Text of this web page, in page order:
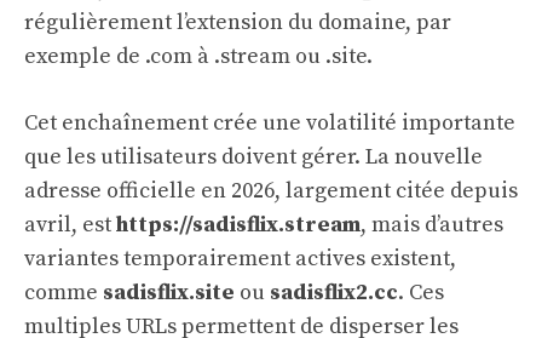
régulièrement l’extension du domaine, par
exemple de .com à .stream ou .site.
Cet enchaînement crée une volatilité importante
que les utilisateurs doivent gérer. La nouvelle
adresse officielle en 2026, largement citée depuis
avril, esthttps://sadisflix.stream, mais d’autres
variantes temporairement actives existent,
comme sadisflix.site ou sadisflix2.cc. Ces
multiples URLs permettent de disperser les